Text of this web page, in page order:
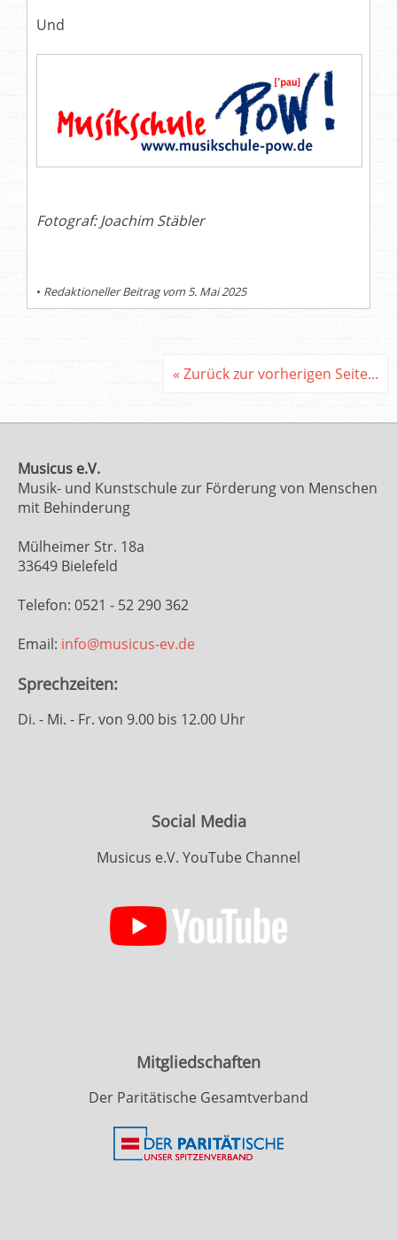
Und
Fotograf: Joachim Stäbler
• Redaktioneller Beitrag vom 5. Mai 2025
« Zurück zur vorherigen Seite...
Musicus e.V.
Musik- und Kunstschule zur Förderung von Menschen
mit Behinderung
Mülheimer Str. 18a
33649 Bielefeld
Telefon: 0521 - 52 290 362
Email: info@musicus-ev.de
Sprechzeiten:
Di. - Mi. - Fr. von 9.00 bis 12.00 Uhr
Social Media
Musicus e.V. YouTube Channel
Mitgliedschaften
Der Paritätische Gesamtverband